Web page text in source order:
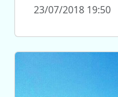
23/07/2018 19:50